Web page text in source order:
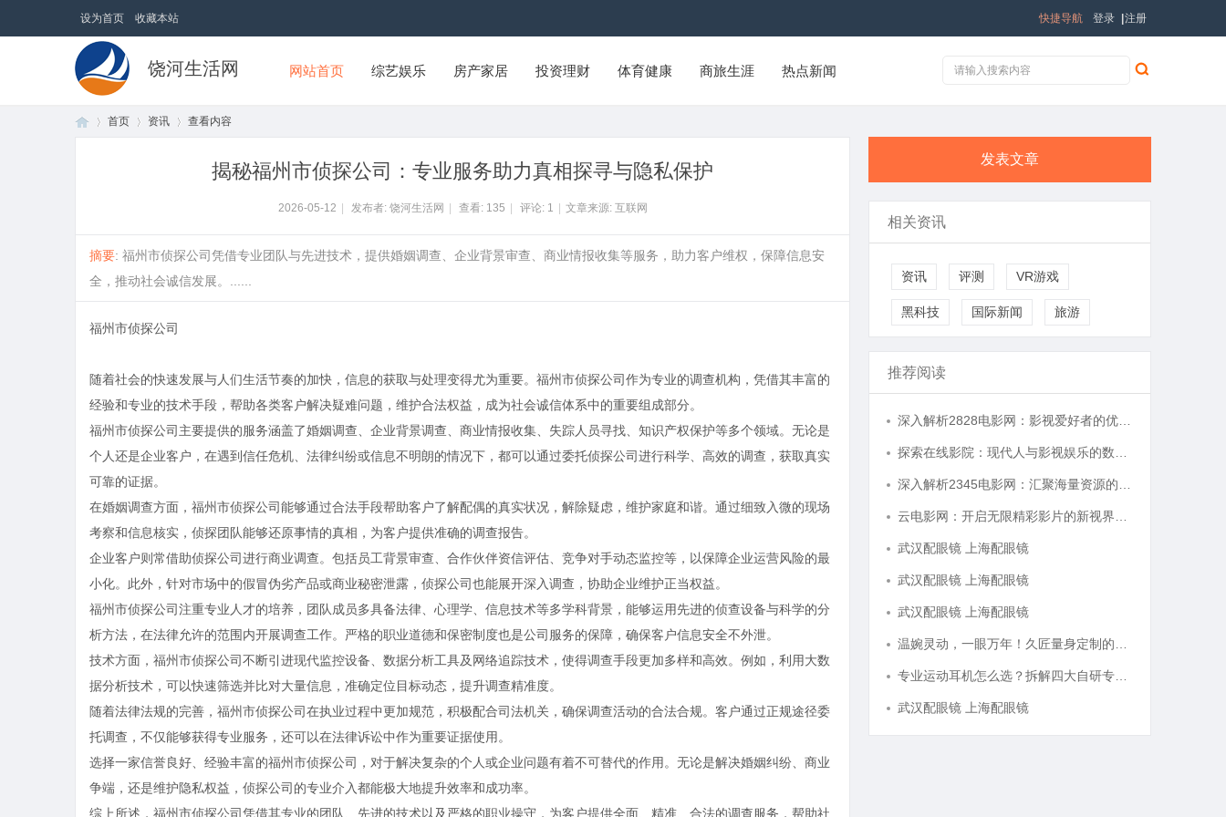
设为首页 收藏本站 登录 注册
快捷导航
饶河生活网 网站首页 综艺娱乐 房产家居 投资理财 体育健康 商旅生涯 热点新闻
首页 资讯 查看内容
揭秘福州市侦探公司：专业服务助力真相探寻与隐私保护
2026-05-12 发布者: 饶河生活网 查看: 135 评论: 1 文章来源: 互联网
摘要: 福州市侦探公司凭借专业团队与先进技术，提供婚姻调查、企业背景审查、商业情报收集等服务，助力客户维权，保障信息安
全，推动社会诚信发展。......
福州市侦探公司
随着社会的快速发展与人们生活节奏的加快，信息的获取与处理变得尤为重要。福州市侦探公司作为专业的调查机构，凭借其丰富的
经验和专业的技术手段，帮助各类客户解决疑难问题，维护合法权益，成为社会诚信体系中的重要组成部分。
福州市侦探公司主要提供的服务涵盖了婚姻调查、企业背景调查、商业情报收集、失踪人员寻找、知识产权保护等多个领域。无论是
个人还是企业客户，在遇到信任危机、法律纠纷或信息不明朗的情况下，都可以通过委托侦探公司进行科学、高效的调查，获取真实
可靠的证据。
在婚姻调查方面，福州市侦探公司能够通过合法手段帮助客户了解配偶的真实状况，解除疑虑，维护家庭和谐。通过细致入微的现场
考察和信息核实，侦探团队能够还原事情的真相，为客户提供准确的调查报告。
企业客户则常借助侦探公司进行商业调查。包括员工背景审查、合作伙伴资信评估、竞争对手动态监控等，以保障企业运营风险的最
小化。此外，针对市场中的假冒伪劣产品或商业秘密泄露，侦探公司也能展开深入调查，协助企业维护正当权益。
福州市侦探公司注重专业人才的培养，团队成员多具备法律、心理学、信息技术等多学科背景，能够运用先进的侦查设备与科学的分
析方法，在法律允许的范围内开展调查工作。严格的职业道德和保密制度也是公司服务的保障，确保客户信息安全不外泄。
技术方面，福州市侦探公司不断引进现代监控设备、数据分析工具及网络追踪技术，使得调查手段更加多样和高效。例如，利用大数
据分析技术，可以快速筛选并比对大量信息，准确定位目标动态，提升调查精准度。
随着法律法规的完善，福州市侦探公司在执业过程中更加规范，积极配合司法机关，确保调查活动的合法合规。客户通过正规途径委
托调查，不仅能够获得专业服务，还可以在法律诉讼中作为重要证据使用。
选择一家信誉良好、经验丰富的福州市侦探公司，对于解决复杂的个人或企业问题有着不可替代的作用。无论是解决婚姻纠纷、商业
争端，还是维护隐私权益，侦探公司的专业介入都能极大地提升效率和成功率。
综上所述，福州市侦探公司凭借其专业的团队、先进的技术以及严格的职业操守，为客户提供全面、精准、合法的调查服务，帮助社
发表文章
相关资讯
资讯 评测 VR游戏
黑科技 国际新闻 旅游
推荐阅读
武汉配眼镜 上海配眼镜
武汉配眼镜 上海配眼镜
武汉配眼镜 上海配眼镜
武汉配眼镜 上海配眼镜